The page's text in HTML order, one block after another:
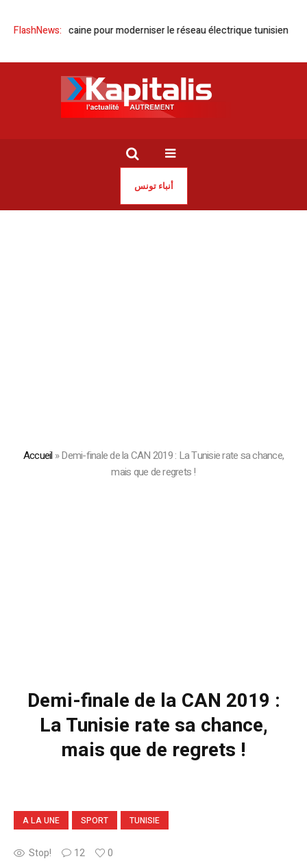
FlashNews:
américaine pour moderniser le réseau électrique tunisien
أنباء تونس
Accueil »Demi-finale de la CAN 2019 : La Tunisie rate sa chance,
mais que de regrets !
Demi-finale de la CAN 2019 :
La Tunisie rate sa chance,
mais que de regrets !
A LA UNE SPORT TUNISIE
Stop! 12 0